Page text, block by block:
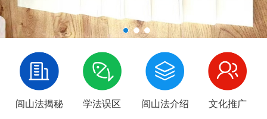
闾山法揭秘 学法误区 闾山法介绍 文化推广